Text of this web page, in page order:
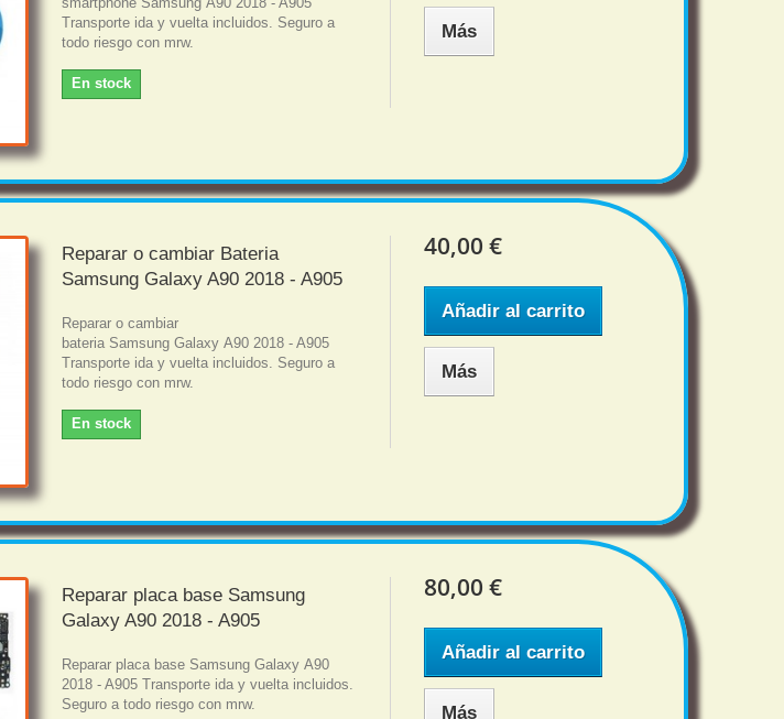
Transporte ida y vuelta incluidos. Seguro a
todo riesgo con mrw.
En stock
Más
Reparar o cambiar Bateria
Samsung Galaxy A90 2018 - A905
Reparar o cambiar
bateria Samsung Galaxy A90 2018 - A905
Transporte ida y vuelta incluidos. Seguro a
todo riesgo con mrw.
En stock
40,00 €
Añadir al carrito
Más
Reparar placa base Samsung
Galaxy A90 2018 - A905
Reparar placa base Samsung Galaxy A90
2018 - A905 Transporte ida y vuelta incluidos.
Seguro a todo riesgo con mrw.
80,00 €
Añadir al carrito
Más